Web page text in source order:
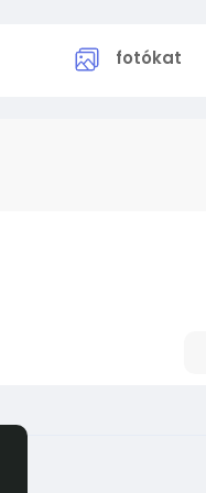
fotókat